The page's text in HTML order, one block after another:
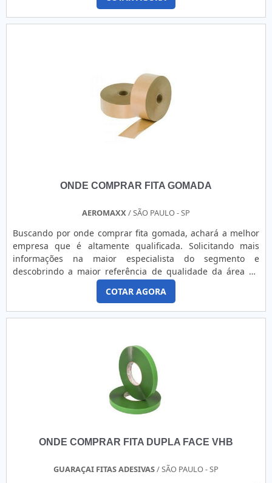
Estopack Embalagens atingirá assertividade com assessoria
completa para qualquer tipo de indústria. MAIS
INFORMAÇÕES RELEVANTES SOBRE ONDE COMPRAR FITA
ONDE COMPRAR FITA GOMADA
AEROMAXX/ SÃO PAULO - SP
Buscando por onde comprar fita gomada, achará a melhor
empresa que é altamente qualificada. Solicitando mais
informações na maior especialista do segmento e
descobrindo a maior referência de qualidade da área de
atuação.UM POUCO MAIS SOBRE ONDE COMPRAR FITA
GOMADASe alguém quer achar onde comprar fita gomada
em uma empresa que preza pela segurança, descobre o
site da Aeromaxx. Disponibilizando para os clientes silicone
COTAR AGORA
ONDE COMPRAR FITA DUPLA FACE VHB
GUARAÇAI FITAS ADESIVAS/ SÃO PAULO - SP